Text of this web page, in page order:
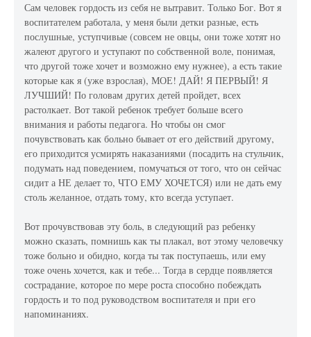
Сам человек гордость из себя не вытравит. Только Бог. Вот я
воспитателем работала, у меня были детки разные, есть
послушные, уступчивые (совсем не овцы, они тоже хотят но
жалеют другого и уступают по собственной воле, понимая,
что другой тоже хочет и возможно ему нужнее), а есть такие
которые как я (уже взрослая), МОЕ! ДАЙ! Я ПЕРВЫЙ! Я
ЛУЧШИЙ! По головам других детей пройдет, всех
растолкает. Вот такой ребенок требует больше всего
внимания и работы педагога. Но чтобы он смог
почувствовать как больно бывает от его действий другому,
его приходится усмирять наказаниями (посадить на стульчик,
подумать над поведением, помучаться от того, что он сейчас
сидит а НЕ делает то, ЧТО ЕМУ ХОЧЕТСЯ) или не дать ему
столь желанное, отдать тому, кто всегда уступает.
Вот прочувствовав эту боль, в следующий раз ребенку
можно сказать, помнишь как ты плакал, вот этому человечку
тоже больно и обидно, когда ты так поступаешь, или ему
тоже очень хочется, как и тебе... Тогда в сердце появляется
сострадание, которое по мере роста способно побеждать
гордость и то под руководством воспитателя и при его
напоминаниях.